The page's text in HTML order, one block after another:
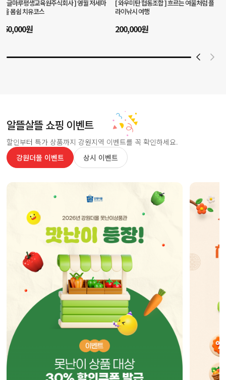
[ 양양서핑학교 ]양양서핑학교 서핑입문강
습
80,000원
[ 마을선생님협동조합 ]나만의 스티치로
완성하는 가죽키링 체험
35,000원
알뜰살뜰 쇼핑 이벤트
할인부터 특가 상품까지 강원지역 이벤트를 꼭 확인하세요.
강원더몰 이벤트
상시 이벤트